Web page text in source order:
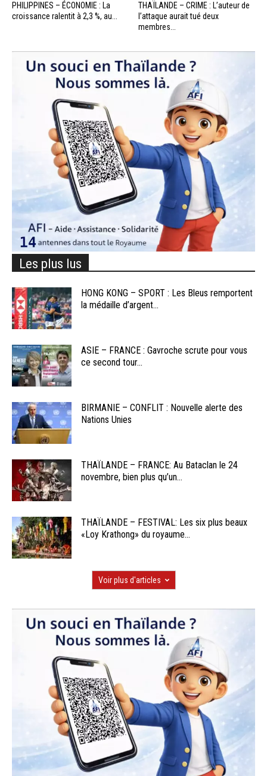
PHILIPPINES – ÉCONOMIE : La
croissance ralentit à 2,3 %, au...
THAÏLANDE – CRIME : L’auteur de
l’attaque aurait tué deux
membres...
Les plus lus
HONG KONG – SPORT : Les Bleus remportent
la médaille d’argent...
ASIE – FRANCE : Gavroche scrute pour vous
ce second tour...
BIRMANIE – CONFLIT : Nouvelle alerte des
Nations Unies
THAÏLANDE – FRANCE: Au Bataclan le 24
novembre, bien plus qu’un...
THAÏLANDE – FESTIVAL: Les six plus beaux
«Loy Krathong» du royaume...
Voir plus d'articles